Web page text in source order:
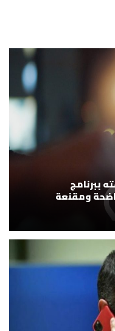
ببرنامج
ومقنعة